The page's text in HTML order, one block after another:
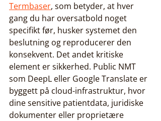
Termbaser, som betyder, at hver
gang du har oversatbold noget
specifikt før, husker systemet den
beslutning og reproducerer den
konsekvent. Det andet kritiske
element er sikkerhed. Public NMT
som DeepL eller Google Translate er
byggett på cloud-infrastruktur, hvor
dine sensitive patientdata, juridiske
dokumenter eller proprietære